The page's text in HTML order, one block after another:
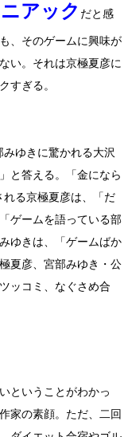
アック だと感
、そのゲームに興味が
い。それは京極夏彦に
すぎる。
みゆきに驚かれる大沢
と答える。「金になら
れる京極夏彦は、「だ
ゲームを語っている部
ゆきは、「ゲームばか
夏彦、宮部みゆき・公
ッコミ、なぐさめ合
ということがわかっ
家の素顔。ただ、二回